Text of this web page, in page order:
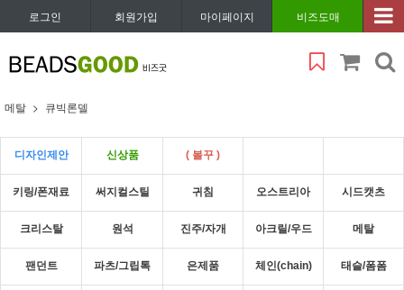
로그인 회원가입 마이페이지 비즈도매
메탈 큐빅론델
디자인제안 신상품 ( 볼꾸 )
키링/폰재료 써지컬스틸 귀침 오스트리아 시드캣츠
크리스탈 원석 진주/자개 아크릴/우드 메탈
팬던트 파츠/그립톡 은제품 체인(chain) 태슬/폼폼